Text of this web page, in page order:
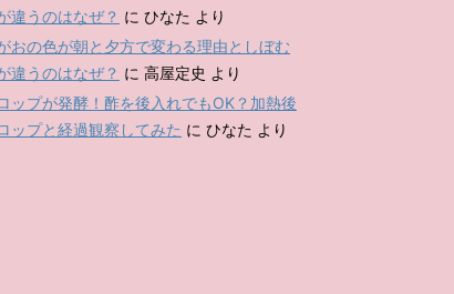
違うのはなぜ？ に ひなた より
おの色が朝と夕方で変わる理由としぼむ
違うのはなぜ？ に 高屋定史 より
ップが発酵！酢を後入れでもOK？加熱後
ップと経過観察してみた に ひなた より